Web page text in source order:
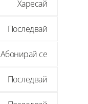
Харесай
Последвай
Абонирай се
Последвай